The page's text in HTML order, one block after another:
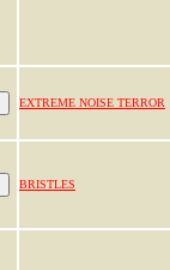
EXTREME NOISE TERROR
BRISTLES